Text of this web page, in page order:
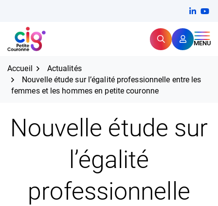
contenu
CIG Petite Couronne RechercherMENU
Expertise et proximité pour
Accueil
Actualités
Nouvelle étude sur l’égalité professionnelle entre les
femmes et les hommes en petite couronne
Nouvelle étude sur
l’égalité
professionnelle